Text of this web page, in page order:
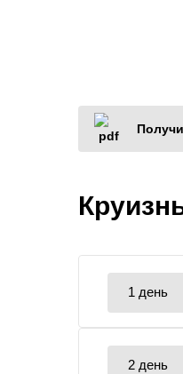
1 день
2 день